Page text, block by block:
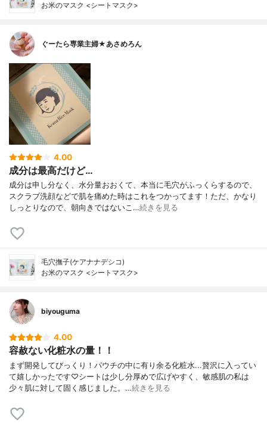
お米のマスク <シートマスク>
ぐーたら専業主婦★あさめろん
4.00
成分は最高だけど…
成分は申し分なく、水分量おおくて、本当に毛穴がふっくらするので、
スクラブ洗顔などで肌を痛めた時はこれをつかってます！ただ、かなり
しっとりなので、朝向きではないこ…続きを見る
毛穴撫子(ケアナナデシコ)
お米のマスク <シートマスク>
biyouguma
4.00
容赦ない化粧水の量！！
まず開発してびっくり！パウチの中に有り余る化粧水...贅沢に入ってい
て嬉しかったです♡シートは少し分厚めで広げやすく、敏感肌の私は
少々肌に対して固く感じました。…続きを見る